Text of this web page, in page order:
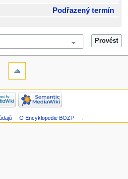
Podřazený termín
O Encyklopedie BOZP